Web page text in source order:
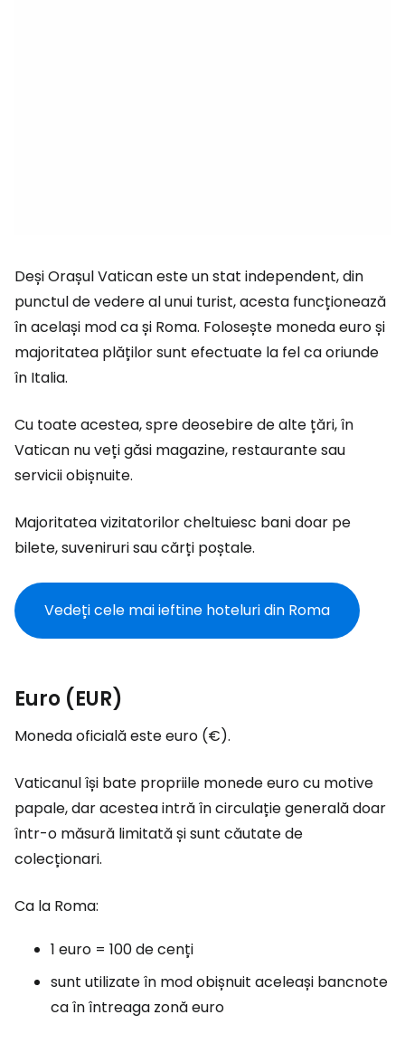
Deși Orașul Vatican este un stat independent, din
punctul de vedere al unui turist, acesta funcționează
în același mod ca și Roma. Folosește moneda euro și
majoritatea plăților sunt efectuate la fel ca oriunde
în Italia.
Cu toate acestea, spre deosebire de alte țări, în
Vatican nu veți găsi magazine, restaurante sau
servicii obișnuite.
Majoritatea vizitatorilor cheltuiesc bani doar pe
bilete, suveniruri sau cărți poștale.
Vedeți cele mai ieftine hoteluri din Roma
Euro (EUR)
Moneda oficială este euro (€).
Vaticanul își bate propriile monede euro cu motive
papale, dar acestea intră în circulație generală doar
într-o măsură limitată și sunt căutate de
colecționari.
Ca la Roma:
1 euro = 100 de cenți
sunt utilizate în mod obișnuit aceleași bancnote
ca în întreaga zonă euro